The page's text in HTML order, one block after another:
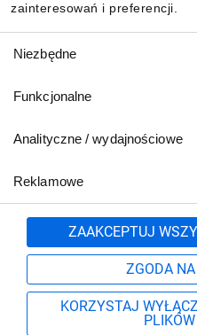
zainteresowań i preferencji.
zgody
Niezbędne
Funkcjonalne
Analityczne / wydajnościowe
Reklamowe
ZAAKCEPTUJ
ZGODA
KORZYSTAJ
801 500 700